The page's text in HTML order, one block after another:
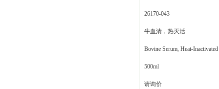
26170-043
牛血清，热灭活
Bovine Serum, Heat-Inactivated
500ml
请询价